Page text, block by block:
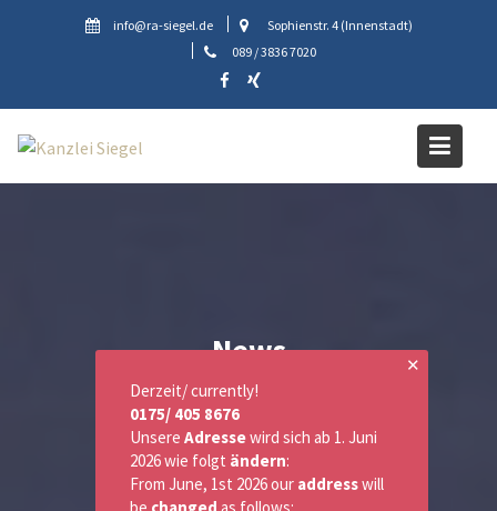
info@ra-siegel.de
Sophienstr. 4 (Innenstadt)
089 / 3836 7020
News
✕
Derzeit/ currently!
0175/ 405 8676
Unsere Adressewird sich ab 1. Juni
2026 wie folgt ändern:
From June, 1st 2026 our addresswill